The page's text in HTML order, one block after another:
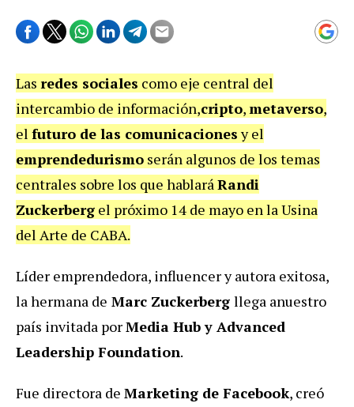
Las redes sociales como eje central del
intercambio de información,cripto,metaverso,
el futuro de las comunicacionesy el
emprendedurismo serán algunos de los temas
centrales sobre los que hablaráRandi
Zuckerberg el próximo 14 de mayo en la Usina
del Arte de CABA.
Líder emprendedora, influencer y autora exitosa,
la hermana de Marc Zuckerberg llega anuestro
país invitada porMedia Hub y Advanced
Leadership Foundation.
Fue directora de Marketing de Facebook, creó